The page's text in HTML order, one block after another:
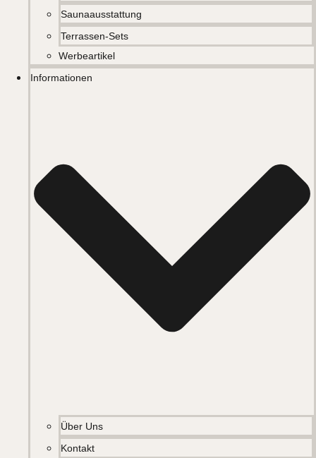
Saunaausstattung
Terrassen-Sets
Werbeartikel
Informationen
Über Uns
Kontakt